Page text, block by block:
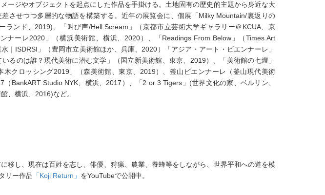
ージやオブジェクトを起点にした作品を手掛ける。土地固有の歴史的主題から身近な大
させつつ多層的な物語を構築する。近年の展覧会に、個展「Milky Mountain/裏返りの
ランド、2019)、「叫び声/Hell Scream」（京都市立芸術大学ギャラリー＠KCUA、京
ナーレ2020」（横浜美術館、横浜、2020）、「Readings From Below」（Times Art
｜ISDRSI」（豊岡市立美術館ほか、兵庫、2020）「アジア・アート・ビエンナーレ」
るのは誰？現代美術に潜む文学」（国立新美術館、東京、2019）、「美術館の七燈」
木クロッシング2019」（森美術館、東京、2019）、釜山ビエンナーレ（釜山現代美術
BankART Studio NYK、横浜、2017）、「2 or 3 Tigers」(世界文化の家、ベルリン、
、横浜、2016)など。
移し、現在は百姓を志し、俳優、狩猟、農業、養蜂等をしながら、世界平和への道を模
リー作品 「Koji Return」 をYouTubeで公開中。